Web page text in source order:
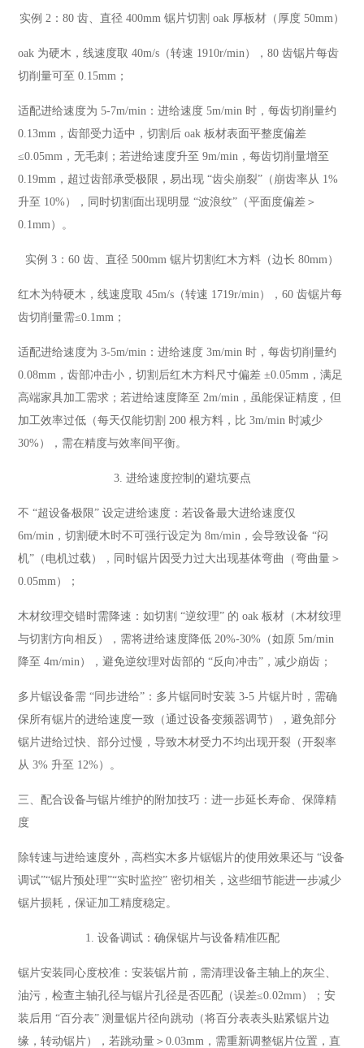
实例 2：80 齿、直径 400mm 锯片切割 oak 厚板材（厚度 50mm）
oak 为硬木，线速度取 40m/s（转速 1910r/min），80 齿锯片每齿
切削量可至 0.15mm；
适配进给速度为 5-7m/min：进给速度 5m/min 时，每齿切削量约
0.13mm，齿部受力适中，切割后 oak 板材表面平整度偏差
≤0.05mm，无毛刺；若进给速度升至 9m/min，每齿切削量增至
0.19mm，超过齿部承受极限，易出现 “齿尖崩裂”（崩齿率从 1%
升至 10%），同时切割面出现明显 “波浪纹”（平面度偏差＞
0.1mm）。
实例 3：60 齿、直径 500mm 锯片切割红木方料（边长 80mm）
红木为特硬木，线速度取 45m/s（转速 1719r/min），60 齿锯片每
齿切削量需≤0.1mm；
适配进给速度为 3-5m/min：进给速度 3m/min 时，每齿切削量约
0.08mm，齿部冲击小，切割后红木方料尺寸偏差 ±0.05mm，满足
高端家具加工需求；若进给速度降至 2m/min，虽能保证精度，但
加工效率过低（每天仅能切割 200 根方料，比 3m/min 时减少
30%），需在精度与效率间平衡。
3. 进给速度控制的避坑要点
不 “超设备极限” 设定进给速度：若设备最大进给速度仅
6m/min，切割硬木时不可强行设定为 8m/min，会导致设备 “闷
机”（电机过载），同时锯片因受力过大出现基体弯曲（弯曲量＞
0.05mm）；
木材纹理交错时需降速：如切割 “逆纹理” 的 oak 板材（木材纹理
与切割方向相反），需将进给速度降低 20%-30%（如原 5m/min
降至 4m/min），避免逆纹理对齿部的 “反向冲击”，减少崩齿；
多片锯设备需 “同步进给”：多片锯同时安装 3-5 片锯片时，需确
保所有锯片的进给速度一致（通过设备变频器调节），避免部分
锯片进给过快、部分过慢，导致木材受力不均出现开裂（开裂率
从 3% 升至 12%）。
三、配合设备与锯片维护的附加技巧：进一步延长寿命、保障精
度
除转速与进给速度外，高档实木多片锯锯片的使用效果还与 “设备
调试”“锯片预处理”“实时监控” 密切相关，这些细节能进一步减少
锯片损耗，保证加工精度稳定。
1. 设备调试：确保锯片与设备精准匹配
锯片安装同心度校准：安装锯片前，需清理设备主轴上的灰尘、
油污，检查主轴孔径与锯片孔径是否匹配（误差≤0.02mm）；安
装后用 “百分表” 测量锯片径向跳动（将百分表表头贴紧锯片边
缘，转动锯片），若跳动量＞0.03mm，需重新调整锯片位置，直